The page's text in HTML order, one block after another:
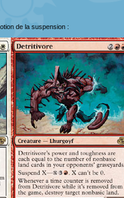
de la suspension :